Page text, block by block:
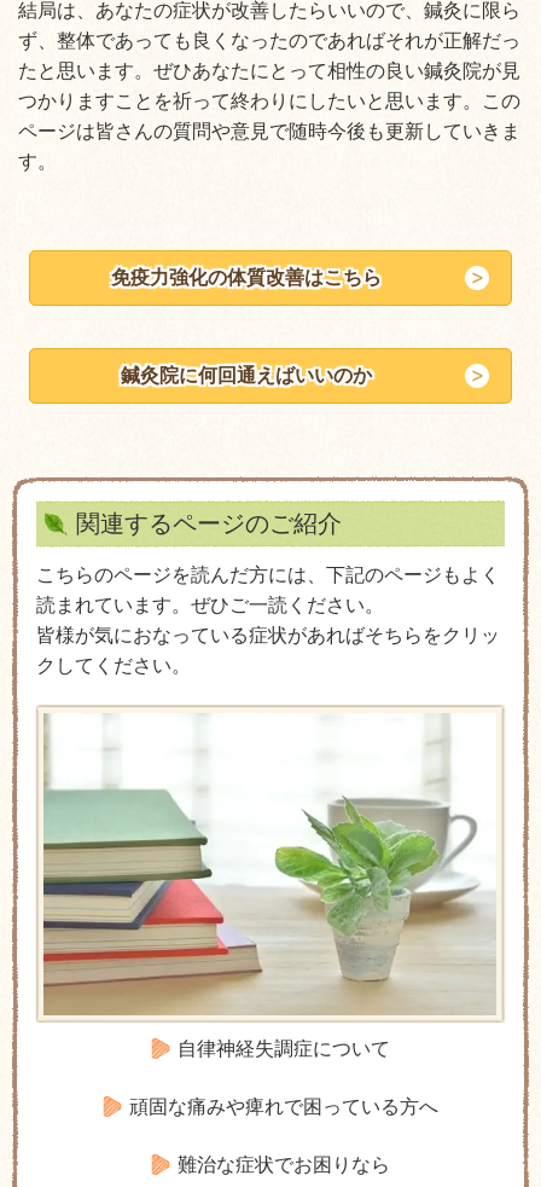
結局は、あなたの症状が改善したらいいので、鍼灸に限ら
ず、整体であっても良くなったのであればそれが正解だっ
たと思います。ぜひあなたにとって相性の良い鍼灸院が見
つかりますことを祈って終わりにしたいと思います。この
ページは皆さんの質問や意見で随時今後も更新していきま
す。
免疫力強化の体質改善はこちら
鍼灸院に何回通えばいいのか
関連するページのご紹介
こちらのページを読んだ方には、下記のページもよく
読まれています。ぜひご一読ください。
皆様が気におなっている症状があればそちらをクリッ
クしてください。
自律神経失調症について
頑固な痛みや痺れで困っている方へ
難治な症状でお困りなら